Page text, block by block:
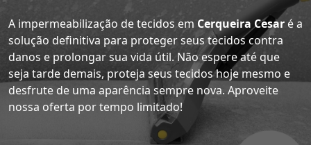
A impermeabilização de tecidos em Cerqueira Cesar é a
solução definitiva para proteger seus tecidos contra
danos e prolongar sua vida útil. Não espere até que
seja tarde demais, proteja seus tecidos hoje mesmo e
desfrute de uma aparência sempre nova. Aproveite
nossa oferta por tempo limitado!